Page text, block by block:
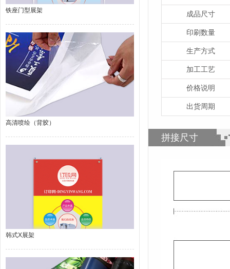
铁座门型展架
高清喷绘（背胶）
韩式X展架
成品尺寸
印刷数量
生产方式
加工工艺
价格说明
出货周期
拼接尺寸